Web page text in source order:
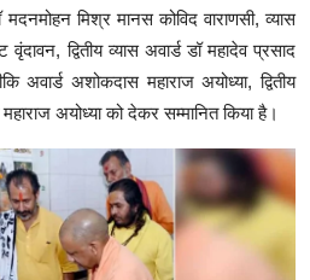
मदनमोहन मिश्र मानस कोविद वाराणसी, व्यास
द्वितीय व्यास अवार्ड डॉ महादेव प्रसाद
अवार्ड अशोकदास महाराज अयोध्या, द्वितीय
महाराज अयोध्या को देकर सम्मानित किया है।